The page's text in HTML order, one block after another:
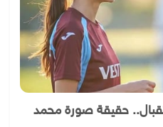
حقيقة صورة محمد